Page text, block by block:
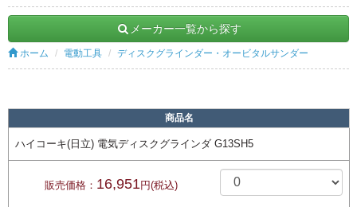
メーカー一覧から探す
ホーム 電動工具 ディスクグラインダー・オービタルサンダー
商品名
ハイコーキ(日立) 電気ディスクグラインダ G13SH5
販売価格： 16,951 円(税込)